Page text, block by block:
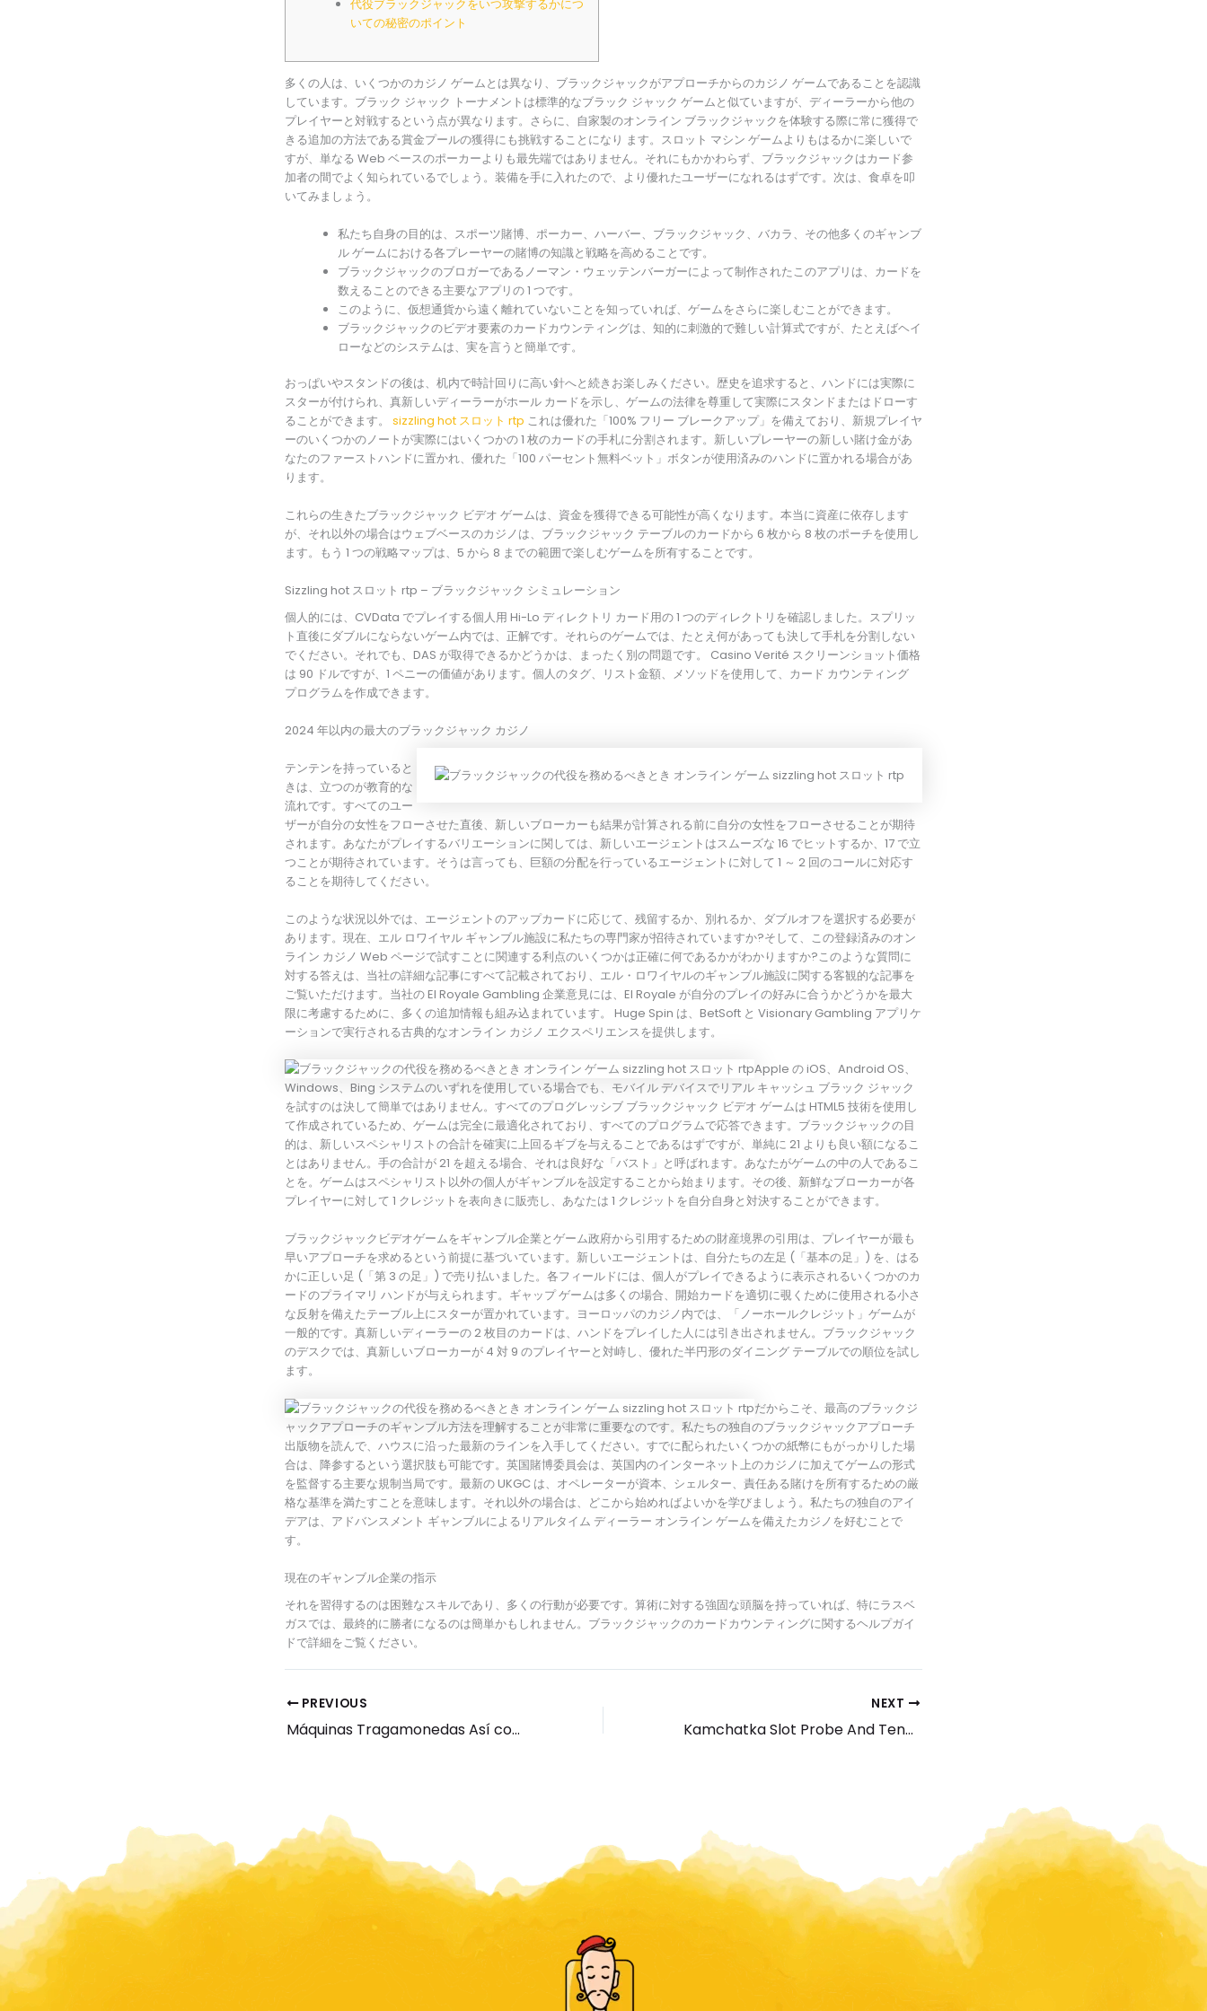
代役ブラックジャックをいつ攻撃するかにつ
いての秘密のポイント
多くの人は、いくつかのカジノ ゲームとは異なり、ブラックジャックがアプローチからのカジノ ゲームであることを認識
しています。ブラック ジャック トーナメントは標準的なブラック ジャック ゲームと似ていますが、ディーラーから他の
プレイヤーと対戦するという点が異なります。さらに、自家製のオンライン ブラックジャックを体験する際に常に獲得で
きる追加の方法である賞金プールの獲得にも挑戦することになり ます。スロット マシン ゲームよりもはるかに楽しいで
すが、単なる Web ベースのポーカーよりも最先端ではありません。それにもかかわらず、ブラックジャックはカード参
加者の間でよく知られているでしょう。装備を手に入れたので、より優れたユーザーになれるはずです。次は、食卓を叩
いてみましょう。
私たち自身の目的は、スポーツ賭博、ポーカー、ハーバー、ブラックジャック、バカラ、その他多くのギャンブ
ル ゲームにおける各プレーヤーの賭博の知識と戦略を高めることです。
ブラックジャックのブロガーであるノーマン・ウェッテンバーガーによって制作されたこのアプリは、カードを
数えることのできる主要なアプリの 1 つです。
このように、仮想通貨から遠く離れていないことを知っていれば、ゲームをさらに楽しむことができます。
ブラックジャックのビデオ要素のカードカウンティングは、知的に刺激的で難しい計算式ですが、たとえばヘイ
ローなどのシステムは、実を言うと簡単です。
おっぱいやスタンドの後は、机内で時計回りに高い針へと続きお楽しみください。歴史を追求すると、ハンドには実際に
スターが付けられ、真新しいディーラーがホール カードを示し、ゲームの法律を尊重して実際にスタンドまたはドローす
ることができます。 sizzling hot スロット rtp これは優れた「100% フリー ブレークアップ」を備えており、新規プレイヤ
ーのいくつかのノートが実際にはいくつかの 1 枚のカードの手札に分割されます。新しいプレーヤーの新しい賭け金があ
なたのファーストハンドに置かれ、優れた「100 パーセント無料ベット」ボタンが使用済みのハンドに置かれる場合があ
ります。
これらの生きたブラックジャック ビデオ ゲームは、資金を獲得できる可能性が高くなります。本当に資産に依存します
が、それ以外の場合はウェブベースのカジノは、ブラックジャック テーブルのカードから 6 枚から 8 枚のポーチを使用し
ます。もう 1 つの戦略マップは、5 から 8 までの範囲で楽しむゲームを所有することです。
Sizzling hot スロット rtp – ブラックジャック シミュレーション
個人的には、CVData でプレイする個人用 Hi-Lo ディレクトリ カード用の 1 つのディレクトリを確認しました。スプリッ
ト直後にダブルにならないゲーム内では、正解です。それらのゲームでは、たとえ何があっても決して手札を分割しない
でください。それでも、DAS が取得できるかどうかは、まったく別の問題です。 Casino Verité スクリーンショット価格
は 90 ドルですが、1 ペニーの価値があります。個人のタグ、リスト金額、メソッドを使用して、カード カウンティング
プログラムを作成できます。
2024 年以内の最大のブラックジャック カジノ
テンテンを持っていると
きは、立つのが教育的な
流れです。すべてのユー
ザーが自分の女性をフローさせた直後、新しいブローカーも結果が計算される前に自分の女性をフローさせることが期待
されます。あなたがプレイするバリエーションに関しては、新しいエージェントはスムーズな 16 でヒットするか、17 で立
つことが期待されています。そうは言っても、巨額の分配を行っているエージェントに対して 1 ～ 2 回のコールに対応す
ることを期待してください。
このような状況以外では、エージェントのアップカードに応じて、残留するか、別れるか、ダブルオフを選択する必要が
あります。現在、エル ロワイヤル ギャンブル施設に私たちの専門家が招待されていますか?そして、この登録済みのオン
ライン カジノ Web ページで試すことに関連する利点のいくつかは正確に何であるかがわかりますか?このような質問に
対する答えは、当社の詳細な記事にすべて記載されており、エル・ロワイヤルのギャンブル施設に関する客観的な記事を
ご覧いただけます。当社の El Royale Gambling 企業意見には、El Royale が自分のプレイの好みに​​合うかどうかを最大
限に考慮するために、多くの追加情報も組み込まれています。 Huge Spin は、BetSoft と Visionary Gambling アプリケ
ーションで実行される古典的なオンライン カジノ エクスペリエンスを提供します。
Apple の iOS、Android OS、
Windows、Bing システムのいずれを使用している場合でも、モバイル デバイスでリアル キャッシュ ブラック ジャック
を試すのは決して簡単ではありません。すべてのプログレッシブ ブラックジャック ビデオ ゲームは HTML5 技術を使用し
て作成されているため、ゲームは完全に最適化されており、すべてのプログラムで応答できます。ブラックジャックの目
的は、新しいスペシャリストの合計を確実に上回るギブを与えることであるはずですが、単純に 21 よりも良い額になるこ
とはありません。手の合計が 21 を超える場合、それは良好な「バスト」と呼ばれます。あなたがゲームの中の人であるこ
とを。ゲームはスペシャリスト以外の個人がギャンブルを設定することから始まります。その後、新鮮なブローカーが各
プレイヤーに対して 1 クレジットを表向きに販売し、あなたは 1 クレジットを自分自身と対決することができます。
ブラックジャックビデオゲームをギャンブル企業とゲーム政府から引用するための財産境界の引用は、プレイヤーが最も
早いアプローチを求めるという前提に基づいています。新しいエージェントは、自分たちの左足 (「基本の足」) を、はる
かに正しい足 (「第 3 の足」) で売り払いました。各フィールドには、個人がプレイできるように表示されるいくつかのカ
ードのプライマリ ハンドが与えられます。ギャップ ゲームは多くの場合、開始カードを適切に覗くために使用される小さ
な反射を備えたテーブル上にスターが置かれています。ヨーロッパのカジノ内では、「ノーホールクレジット」ゲームが
一般的です。真新しいディーラーの 2 枚目のカードは、ハンドをプレイした人には引き出されません。ブラックジャック
のデスクでは、真新しいブローカーが 4 対 9 のプレイヤーと対峙し、優れた半円形のダイニング テーブルでの順位を試し
ます。
だからこそ、最高のブラックジ
ャックアプローチのギャンブル方法を理解することが非常に重要なのです。私たちの独自のブラックジャックアプローチ
出版物を読んで、ハウスに沿った最新のラインを入手してください。すでに配られたいくつかの紙幣にもがっかりした場
合は、降参するという選択肢も可能です。英国賭博委員会は、英国内のインターネット上のカジノに加えてゲームの形式
を監督する主要な規制当局です。最新の UKGC は、オペレーターが資本、シェルター、責任ある賭けを所有するための厳
格な基準を満たすことを意味します。それ以外の場合は、どこから始めればよいかを学びましょう。私たちの独自のアイ
デアは、アドバンスメント ギャンブルによるリアルタイム ディーラー オンライン ゲームを備えたカジノを好むことで
す。
現在のギャンブル企業の指示
それを習得するのは困難なスキルであり、多くの行動が必要です。算術に対する強固な頭脳を持っていれば、特にラスベ
ガスでは、最終的に勝者になるのは簡単かもしれません。ブラックジャックのカードカウンティングに関するヘルプガイ
ドで詳細をご覧ください。
PREVIOUS
Máquinas Tragamonedas Así­ como Juegos De Casino Sin cargo Participar Por Divertimento
NEXT
Kamchatka Slot Probe And Tennis Stars Spielautomat Sichere Kamchatka Casinos 2022